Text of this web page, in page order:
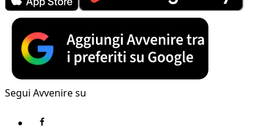
Segui Avvenire su